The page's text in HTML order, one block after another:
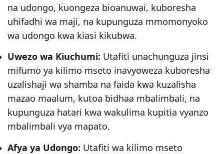
na udongo, kuongeza bioanuwai, kuboresha
uhifadhi wa maji, na kupunguza mmomonyoko
wa udongo kwa kiasi kikubwa.
Uwezo wa Kiuchumi: Utafiti unachunguza jinsi
mifumo ya kilimo mseto inavyoweza kuboresha
uzalishaji wa shamba na faida kwa kuzalisha
mazao maalum, kutoa bidhaa mbalimbali, na
kupunguza hatari kwa wakulima kupitia vyanzo
mbalimbali vya mapato.
Afya ya Udongo: Utafiti wa kilimo mseto